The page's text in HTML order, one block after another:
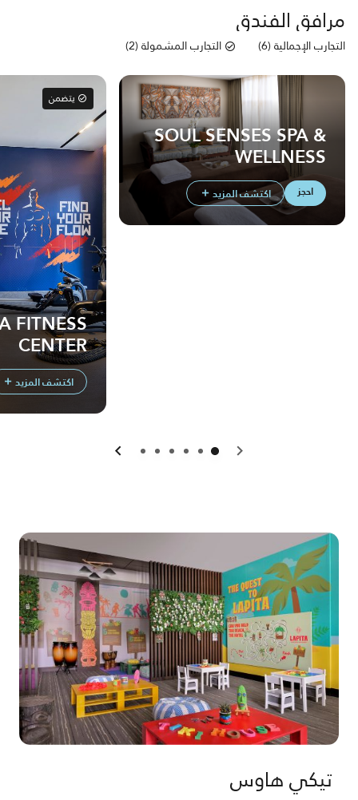
مرافق الفندق
التجارب الإجمالية (6) التجارب المشمولة (2)
SOUL SENSES SPA &
WELLNESS
احجز اكتشف المزيد
يتضمن
FITNESS
CENTER
اكتشف المزيد
السابق التالي
تيكي هاوس